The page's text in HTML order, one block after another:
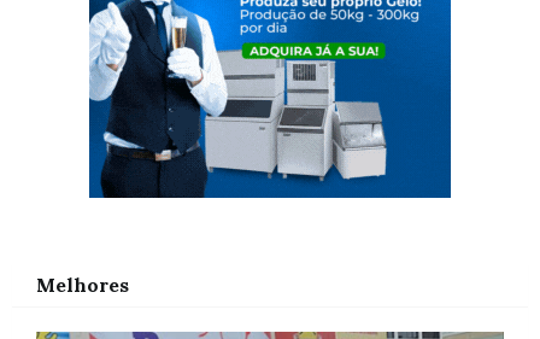
Melhores